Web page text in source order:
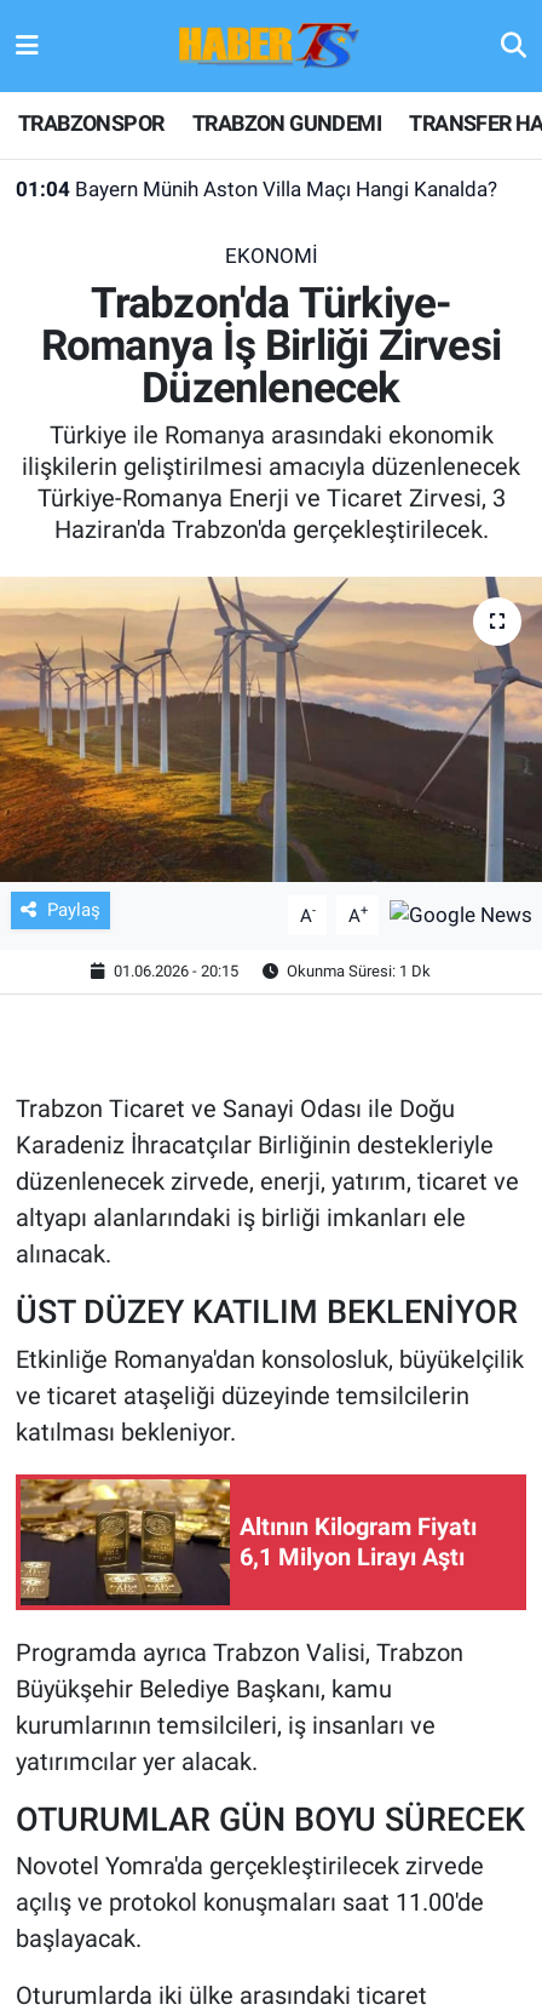
TRABZONSPOR TRABZON GUNDEMI TRANSFER
01:04 Bayern Münih Aston Villa Maçı Hangi Kanalda?
EKONOMİ
Trabzon'da Türkiye-
Romanya İş Birliği Zirvesi
Düzenlenecek
Türkiye ile Romanya arasındaki ekonomik
ilişkilerin geliştirilmesi amacıyla düzenlenecek
Türkiye-Romanya Enerji ve Ticaret Zirvesi, 3
Haziran'da Trabzon'da gerçekleştirilecek.
Paylaş A- A+
01.06.2026 - 20:15 Okunma Süresi: 1 Dk
Trabzon Ticaret ve Sanayi Odası ile Doğu
Karadeniz İhracatçılar Birliğinin destekleriyle
düzenlenecek zirvede, enerji, yatırım, ticaret ve
altyapı alanlarındaki iş birliği imkanları ele
alınacak.
ÜST DÜZEY KATILIM BEKLENİYOR
Etkinliğe Romanya'dan konsolosluk, büyükelçilik
ve ticaret ataşeliği düzeyinde temsilcilerin
katılması bekleniyor.
Altının Kilogram Fiyatı
6,1 Milyon Lirayı Aştı
Programda ayrıca Trabzon Valisi, Trabzon
Büyükşehir Belediye Başkanı, kamu
kurumlarının temsilcileri, iş insanları ve
yatırımcılar yer alacak.
OTURUMLAR GÜN BOYU SÜRECEK
Novotel Yomra'da gerçekleştirilecek zirvede
açılış ve protokol konuşmaları saat 11.00'de
başlayacak.
Oturumlarda iki ülke arasındaki ticaret
TRABZONSPOR
TRABZON GUNDEMI
KULİS MEYDANI
1461 TRABZON
FUTBOL
ALT LIGLER
TV VE SİNEMA
BASKETBOL
SAĞLIK
GENEL
KÜLTÜR SANAT
ASAYİŞ
EKONOMİ
HABERDE İNSAN
POLİTİKA
SPOR
MAGAZİN
Bilim, Teknoloji
Hava Durumu
Trafik Durumu
Son Dakika Haberleri
Haber Arşivi